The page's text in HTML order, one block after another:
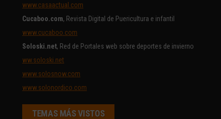
www.casaactual.com
Cucaboo.com, Revista Digital de Puericultura e infantil
www.cucaboo.com
Soloski.net, Red de Portales web sobre deportes de invierno
ww.soloski.net
www.solosnow.com
www.solonordico.com
TEMAS MÁS VISTOS